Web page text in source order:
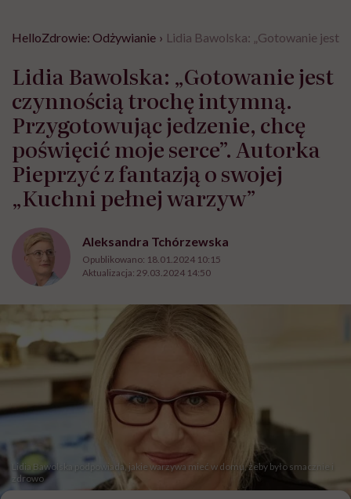
HelloZdrowie: Odżywianie › Lidia Bawolska: „Gotowanie jest
Lidia Bawolska: „Gotowanie jest
czynnością trochę intymną.
Przygotowując jedzenie, chcę
poświęcić moje serce”. Autorka
Pieprzyć z fantazją o swojej
„Kuchni pełnej warzyw”
Aleksandra Tchórzewska
Opublikowano: 18.01.2024 10:15
Aktualizacja: 29.03.2024 14:50
Lidia Bawolska podpowiada, jakie warzywa mieć w domu, żeby było smacznie i
zdrowo